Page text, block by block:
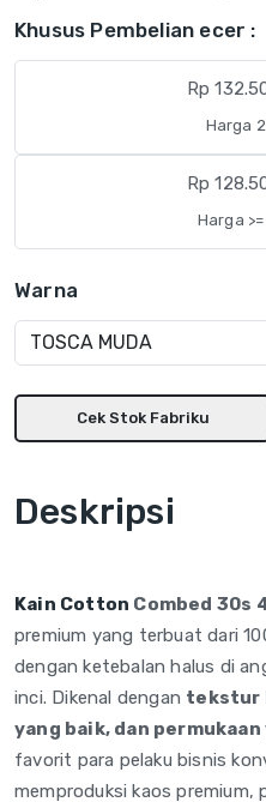
Khusus Pembelian ecer :
Rp
Harga
Rp
Harga
Warna
Cek Stok Fabriku
Deskripsi
Kain Cotton Combed 30s
premium yang terbuat dari
denganketebalan halus di
inci. Dikenal dengan tekstur
yang baik, dan permukaan
favorit para pelaku bisnis
memproduksi kaos premium,